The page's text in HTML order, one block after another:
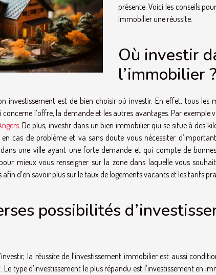
présente. Voici les conseils
immobilier une réussite.
Où investir
l’immobilier ?
investissement est de bien choisir où investir. En effet, tous les
l’offre, la demande et les autres avantages. Par exemple
. De plus, investir dans un bien immobilier qui se situe à des
cas de problème et va sans doute vous nécessiter
dans une ville ayant une forte demande et qui compte de
mieux vous renseigner sur la zone dans laquelle vous
afin d’en savoir plus sur le taux de logements vacants et les tarifs
possibilités
la réussite de l’investissement immobilier est aussi
Le type d’investissement le plus répandu est l’investissement en